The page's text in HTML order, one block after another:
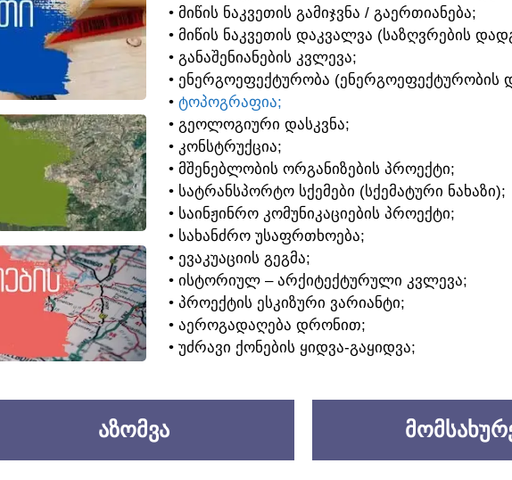
• ᲛᲘᲬᲘᲡ ᲜᲐᲙᲕᲔᲗᲘᲡ ᲒᲐᲛᲘᲯᲕᲜᲐ / ᲒᲐᲔᲠᲗᲘᲐᲜᲔᲑᲐ;
• ᲛᲘᲬᲘᲡ ᲜᲐᲙᲕᲔᲗᲘᲡ ᲓᲐᲙᲕᲐᲚᲕᲐ (ᲡᲐᲖᲦᲕᲠᲔᲑᲘᲡ
• ᲒᲐᲜᲐᲨᲔᲜᲘᲐᲜᲔᲑᲘᲡ ᲙᲕᲚᲔᲕᲐ;
• ᲔᲜᲔᲠᲒᲝᲔᲤᲔᲥᲢᲣᲠᲝᲑᲐ (ᲔᲜᲔᲠᲒᲝᲔᲤᲔᲥᲢᲣᲠᲝᲑᲘᲡ
• ᲢᲝᲞᲝᲒᲠᲐᲤᲘᲐ;
• ᲒᲔᲝᲚᲝᲒᲘᲣᲠᲘ ᲓᲐᲡᲙᲕᲜᲐ;
• ᲙᲝᲜᲡᲢᲠᲣᲥᲪᲘᲐ;
• ᲛᲨᲔᲜᲔᲑᲚᲝᲑᲘᲡ ᲝᲠᲒᲐᲜᲘᲖᲔᲑᲘᲡ ᲞᲠᲝᲔᲥᲢᲘ;
• ᲡᲐᲢᲠᲐᲜᲡᲞᲝᲠᲢᲝ ᲡᲥᲔᲛᲔᲑᲘ (ᲡᲥᲔᲛᲐᲢᲣᲠᲘ ᲜᲐᲮᲐᲖᲘ);
• ᲡᲐᲘᲜᲟᲘᲜᲠᲝ ᲙᲝᲛᲣᲜᲘᲙᲐᲪᲘᲔᲑᲘᲡ ᲞᲠᲝᲔᲥᲢᲘ;
• ᲡᲐᲮᲐᲜᲫᲠᲝ ᲣᲡᲐᲤᲠᲗᲮᲝᲔᲑᲐ;
• ᲔᲕᲐᲙᲣᲐᲪᲘᲘᲡ ᲒᲔᲒᲛᲐ;
• ᲘᲡᲢᲝᲠᲘᲣᲚ – ᲐᲠᲥᲘᲢᲔᲥᲢᲣᲠᲣᲚᲘ ᲙᲕᲚᲔᲕᲐ;
• ᲞᲠᲝᲔᲥᲢᲘᲡ ᲔᲡᲙᲘᲖᲣᲠᲘ ᲕᲐᲠᲘᲐᲜᲢᲘ;
• ᲐᲔᲠᲝᲒᲐᲓᲐᲦᲔᲑᲐ ᲓᲠᲝᲜᲘᲗ;
• ᲣᲫᲠᲐᲕᲘ ᲥᲝᲜᲔᲑᲘᲡ ᲧᲘᲓᲕᲐ-ᲒᲐᲧᲘᲓᲕᲐ;
ᲐᲖᲝᲛᲕᲐ